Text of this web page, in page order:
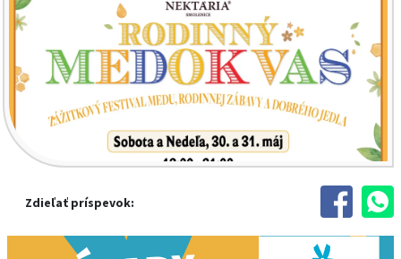
Zdieľať príspevok: